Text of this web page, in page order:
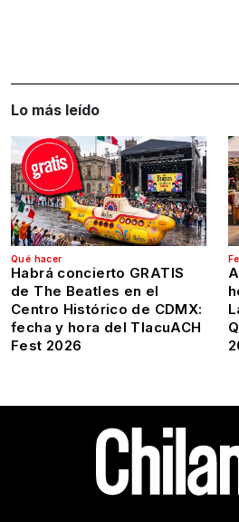
Lo más leído
Qué hacer
Habrá concierto GRATIS
de The Beatles en el
Centro Histórico de CDMX:
fecha y hora del TlacuACH
Fest 2026